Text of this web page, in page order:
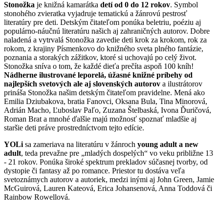
Stonožka je knižná kamarátka detí od 0 do 12 rokov. Symbol
stonohého zvieratka vyjadruje tematickú a žánrovú pestrosť
literatúry pre deti. Detským čitateľom ponúka beletriu, poéziu aj
populárno-náučnú literatúru našich aj zahraničných autorov. Dobre
naladená a vytrvalá Stonožka zavedie deti krok za krokom, rok za
rokom, z krajiny Písmenkovo do knižného sveta plného fantázie,
poznania a storakých zážitkov, ktoré si uchovajú po celý život.
Stonožka sníva o tom, že každé dieťa prečíta aspoň 100 kníh!
Nádherne ilustrované leporelá, úžasné knižné príbehy od
najlepších svetových ale aj slovenských autorov a ilustrátorov
prináša Stonožka našim detským čitateľom pravidelne. Mená ako
Emilia Dziubakova, bratia Fanovci, Oksana Bula, Tina Minorová,
Adrián Macho, Ľuboslav Paľo, Zuzana Štelbaská, Ivona Ďuričová,
Roman Brat a mnohé ďalšie majú možnosť spoznať mladšie aj
staršie deti práve prostredníctvom tejto edície.
YOLi sa zameriava na literatúru v žánroch young adult a new
adult, teda prevažne pre „mladých dospelých“ vo veku približne 13
- 21 rokov. Ponúka široké spektrum prekladov súčasnej tvorby, od
dystopie či fantasy až po romance. Priestor tu dostáva veľa
svetoznámych autorov a autoriek, medzi inými aj John Green, Jamie
McGuirová, Lauren Kateová, Erica Johansenová, Anna Toddová či
Rainbow Rowellová.